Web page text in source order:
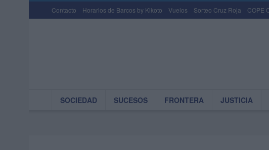
Contacto Horarios de Barcos by Kikoto Vuelos Sorteo Cruz Roja COPE
SOCIEDAD SUCESOS FRONTERA JUSTICIA